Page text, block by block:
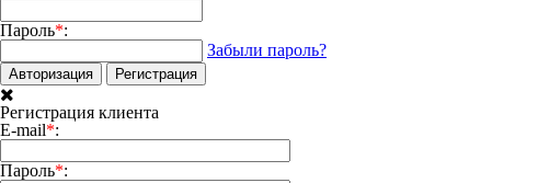
Пароль*:
Забыли пароль?
Авторизация Регистрация
Регистрация клиента
E-mail*:
Пароль*: